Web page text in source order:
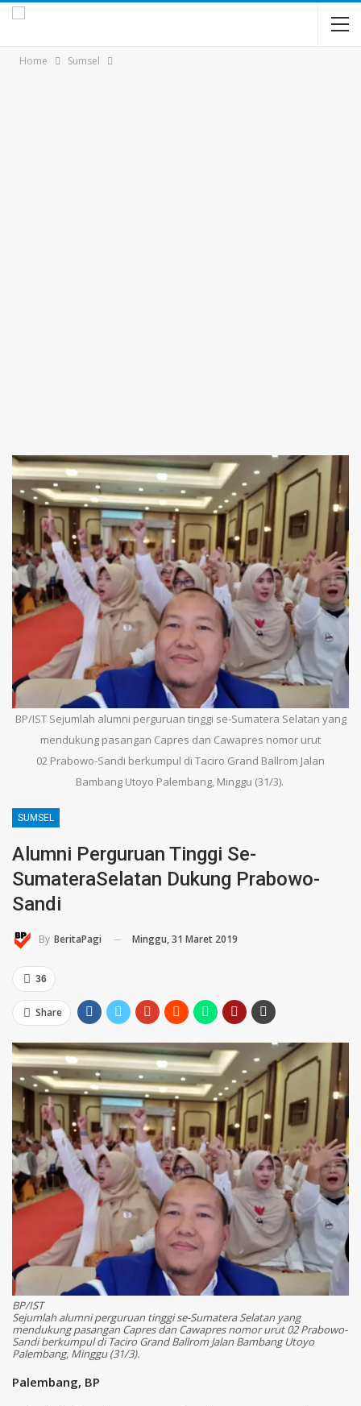
Home Sumsel
BP/IST Sejumlah alumni perguruan tinggi se-Sumatera Selatan yang
mendukung pasangan Capres dan Cawapres nomor urut
02 Prabowo-Sandi berkumpul di Taciro Grand Ballrom Jalan
Bambang Utoyo Palembang, Minggu (31/3).
SUMSEL
Alumni Perguruan Tinggi Se-
SumateraSelatan Dukung Prabowo-
Sandi
By BeritaPagi Minggu, 31 Maret 2019
36
Share
BP/IST
Sejumlah alumni perguruan tinggi se-Sumatera Selatan yang
mendukung pasangan Capres dan Cawapres nomor urut 02 Prabowo-
Sandi berkumpul di Taciro Grand Ballrom Jalan Bambang Utoyo
Palembang, Minggu (31/3).
Palembang, BP